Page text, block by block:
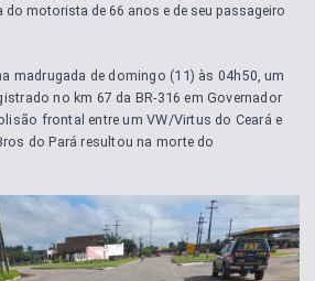
motorista de 66 anos e de seu passageiro
madrugada de domingo (11) às 04h50, um
no km 67 da BR-316 em Governador
frontal entre um VW/Virtus do Ceará e
do Pará resultou na morte do